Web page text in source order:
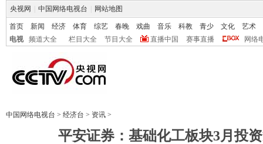
央视网 中国网络电视台 网站地图
首页 新闻 经济 体育 综艺 春晚 戏曲 音乐 科教 青少 文化
艺术
电视
频道大全 栏目大全 节目大全 直播中国 赛事直播 网络
中国网络电视台 > 经济台 > 资讯 >
平安证券：基础化工板块3月投